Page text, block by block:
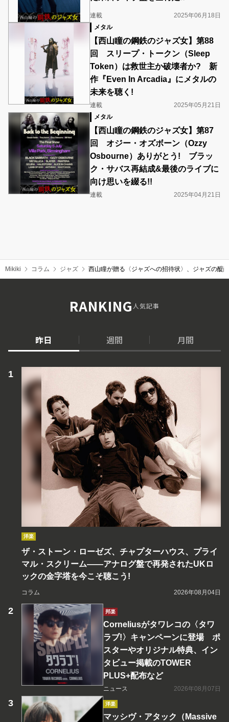
連載
2025年06月18日
メタル
【西山瞳の鋼鉄のジャズ女】第88
回 スリープ・トークン（Sleep
Token）は救世主か破壊者か? 新
作『Even In Arcadia』にメタルの
未来を聴く!
連載
2025年05月21日
メタル
【西山瞳の鋼鉄のジャズ女】第87
回 オジー・オズボーン（Ozzy
Osbourne）ありがとう! ブラッ
ク・サバス再結成&最後のライブに
向け思いを綴る!!
連載 2025年04月21日
Mikiki コラム ジャズ 西山瞳が贈る〈ジャズへの招待状〉、ジャズの醍
RANKING人気記事
昨日 週間 月間
洋楽
ザ・ストーン・ローゼズ、チャプターハウス、プライ
マル・スクリーム――アナログ盤で再発されたUKロ
ックの金字塔を今こそ聴こう!
コラム 2026年08月04日
邦楽
Corneliusがタワレコの〈タワ
ラブ!〉キャンペーンに登場 ポ
スターやオリジナル特典、イン
タビュー掲載のTOWER
PLUS+配布など
ニュース 2026年08月07日
洋楽
マッシヴ・アタック（Massive